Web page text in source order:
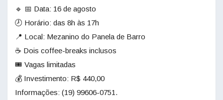
🔹 📅 Data: 16 de agosto
🕗 Horário: das 8h às 17h
📍 Local: Mezanino do Panela de Barro
☕ Dois coffee-breaks inclusos
🎟️ Vagas limitadas
💰 Investimento: R$ 440,00
Informações: (19) 99606-0751.